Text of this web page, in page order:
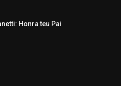
Honra teu Pai